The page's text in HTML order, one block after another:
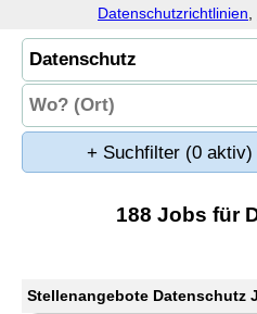
Datenschutzrichtlinien
+ Suchfilter (0 aktiv)
188 Jobs für
Stellenangebote Datenschutz